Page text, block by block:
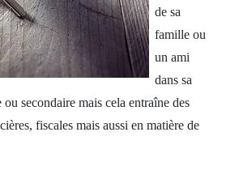
de sa
famille ou
un ami
dans sa
secondaire mais cela entraîne des
fiscales mais aussi en matière de